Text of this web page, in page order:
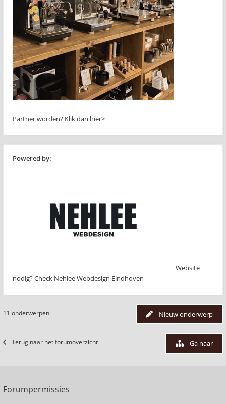
Partner worden? Klik dan hier>
Powered by:
Website
nodig? Check Nehlee Webdesign Eindhoven
Nieuw onderwerp
11 onderwerpen
Terug naar het forumoverzicht Ga naar
Forumpermissies